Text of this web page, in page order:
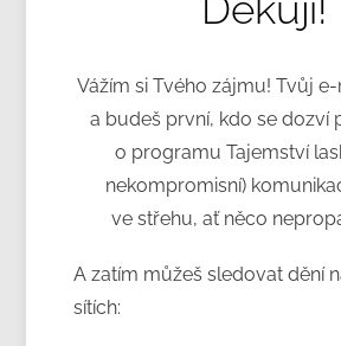
Vážím si Tvého zájmu! Tvůj
a budeš první, kdo se dozví
o programu Tajemství
nekompromisní)
ve střehu, ať něco
A zatím můžeš sledovat dění
sítích: